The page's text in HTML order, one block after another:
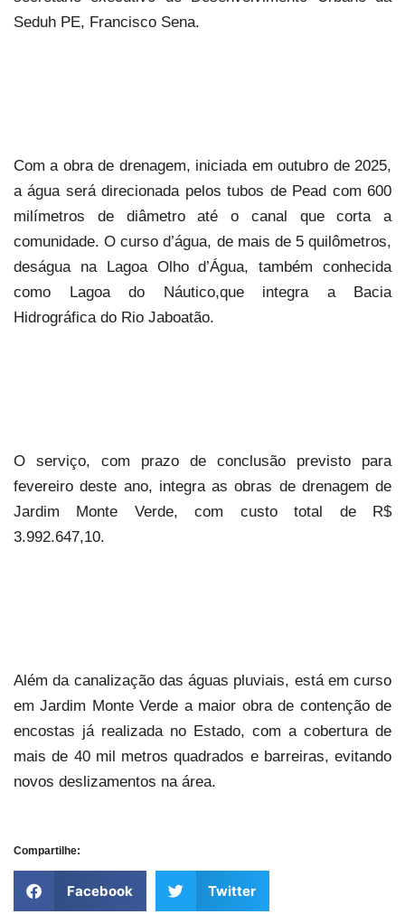
Seduh PE, Francisco Sena.
Com a obra de drenagem, iniciada em outubro de 2025,
a água será direcionada pelos tubos de Pead com 600
milímetros de diâmetro até o canal que corta a
comunidade. O curso d’água, de mais de 5 quilômetros,
deságua na Lagoa Olho d’Água, também conhecida
como Lagoa do Náutico,que integra a Bacia
Hidrográfica do Rio Jaboatão.
O serviço, com prazo de conclusão previsto para
fevereiro deste ano, integra as obras de drenagem de
Jardim Monte Verde, com custo total de R$
3.992.647,10.
Além da canalização das águas pluviais, está em curso
em Jardim Monte Verde a maior obra de contenção de
encostas já realizada no Estado, com a cobertura de
mais de 40 mil metros quadrados e barreiras, evitando
novos deslizamentos na área.
Compartilhe:
Facebook Twitter